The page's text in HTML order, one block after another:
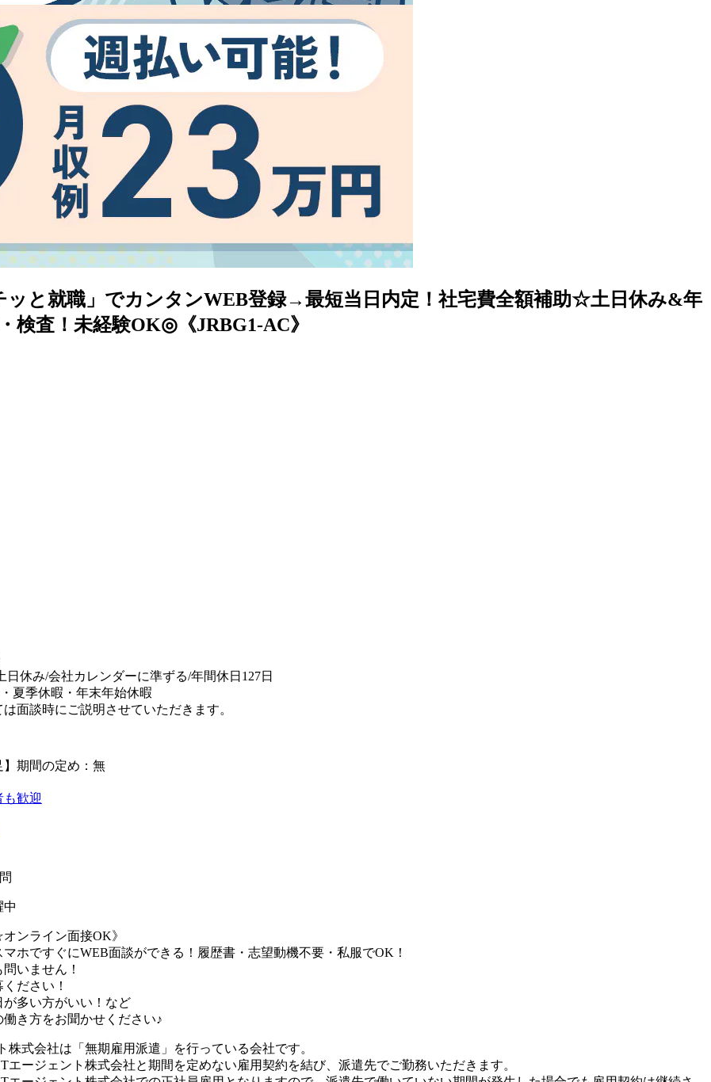
ッと就職」でカンタンWEB登録→最短当日内定！社宅費全額補助☆土日休み&年
検査！未経験OK◎《JRBG1-AC》
日休み/会社カレンダーに準ずる/年間休日127日
夏季休暇・年末年始休暇
面談時にご説明させていただきます。
】期間の定め：無
も歓迎
ンライン面接OK》
ホですぐにWEB面談ができる！履歴書・志望動機不要・私服でOK！
いません！
ださい！
多い方がいい！など
き方をお聞かせください♪
株式会社は「無期雇用派遣」を行っている会社です。
エージェント株式会社と期間を定めない雇用契約を結び、派遣先でご勤務いただきます。